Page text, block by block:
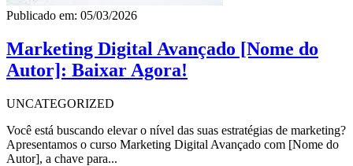
Publicado em: 05/03/2026
Marketing Digital Avançado [Nome do
Autor]: Baixar Agora!
UNCATEGORIZED
Você está buscando elevar o nível das suas estratégias de marketing?
Apresentamos o curso Marketing Digital Avançado com [Nome do
Autor], a chave para...